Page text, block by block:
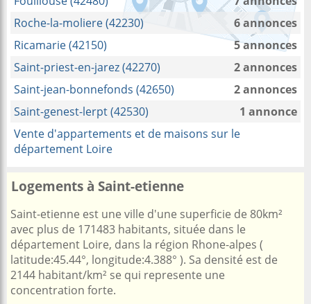
Roche-la-moliere (42230)
6 annonces
Ricamarie (42150)
5 annonces
Saint-priest-en-jarez (42270)
2 annonces
Saint-jean-bonnefonds (42650)
2 annonces
Saint-genest-lerpt (42530)
1 annonce
Vente d'appartements et de maisons sur le
département Loire
Logements à Saint-etienne
Saint-etienne est une ville d'une superficie de 80km²
avec plus de 171483 habitants, située dans le
département Loire, dans la région Rhone-alpes (
latitude:45.44°, longitude:4.388° ). Sa densité est de
2144 habitant/km² se qui represente une
concentration forte.